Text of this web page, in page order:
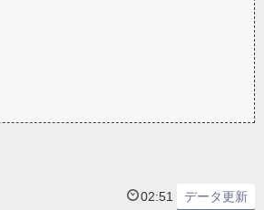
02:51 データ更新